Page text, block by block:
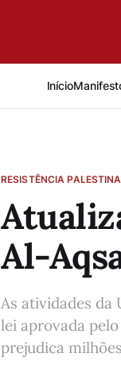
Início
RESISTÊNCIA PALESTINA
Al-
As atividades da
lei aprovada
prejudica